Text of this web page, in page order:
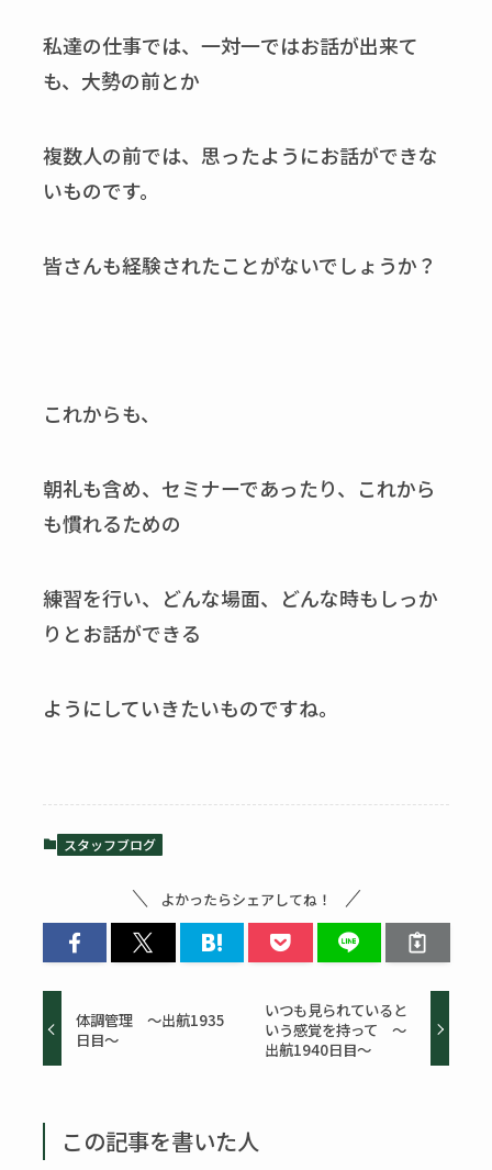
私達の仕事では、一対一ではお話が出来て
も、大勢の前とか
複数人の前では、思ったようにお話ができな
いものです。
皆さんも経験されたことがないでしょうか？
これからも、
朝礼も含め、セミナーであったり、これから
も慣れるための
練習を行い、どんな場面、どんな時もしっか
りとお話ができる
ようにしていきたいものですね。
スタッフブログ
よかったらシェアしてね！
体調管理 〜出航1935
日目〜
いつも見られていると
いう感覚を持って 〜
出航1940日目〜
この記事を書いた人